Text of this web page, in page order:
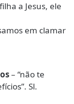
a Jesus, ele
em clamar
– “não te
Sl.